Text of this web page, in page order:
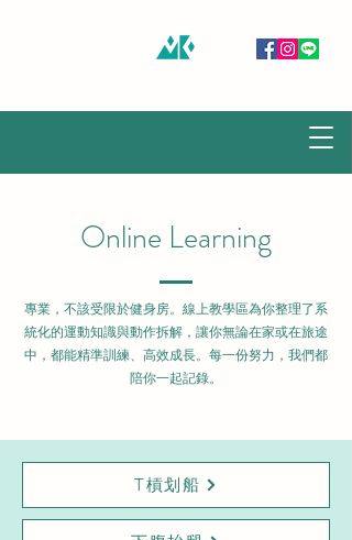
Online Learning
專業，不該受限於健身房。線上教學區為你整理了系
統化的運動知識與動作拆解，讓你無論在家或在旅途
中，都能精準訓練、高效成長。每一份努力，我們都
陪你一起記錄。
T槓划船